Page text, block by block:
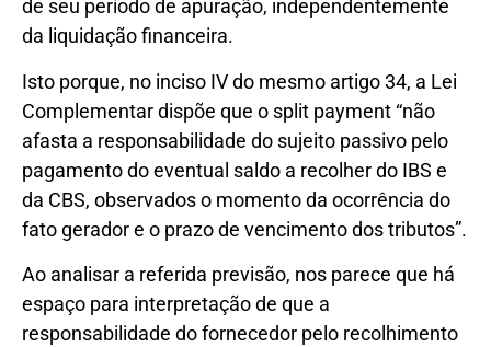
de seu período de apuração, independentemente
da liquidação financeira.
Isto porque, no inciso IV do mesmo artigo 34, a Lei
Complementar dispõe que o split payment “não
afasta a responsabilidade do sujeito passivo pelo
pagamento do eventual saldo a recolher do IBS e
da CBS, observados o momento da ocorrência do
fato gerador e o prazo de vencimento dos tributos”.
Ao analisar a referida previsão, nos parece que há
espaço para interpretação de que a
responsabilidade do fornecedor pelo recolhimento